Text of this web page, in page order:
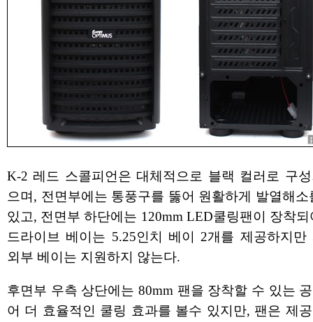
K-2 레드 스콜피언은 대체적으로 블랙 컬러로 구
으며, 전면부에는 통풍구를 뚫어 원활하게 발열해소
있고, 전면부 하단에는 120mm LED쿨링팬이 장착되
드라이브 베이는 5.25인치 베이 2개를 제공하지만
외부 베이는 지원하지 않는다.
후면부 우측 상단에는 80mm 팬을 장착할 수 있는
어 더 효율적인 쿨링 효과를 볼수 있지만, 팬은 제